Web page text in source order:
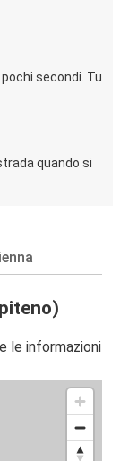
secondi. Tu
quando si
le informazioni